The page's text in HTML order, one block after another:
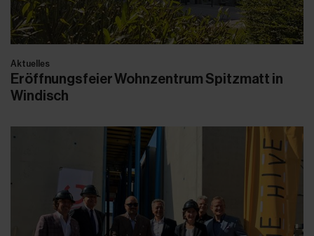
Aktuelles
Eröffnungsfeier Wohnzentrum Spitzmatt in
Windisch